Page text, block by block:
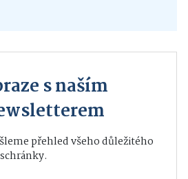
s naším
přehled všeho důležitého